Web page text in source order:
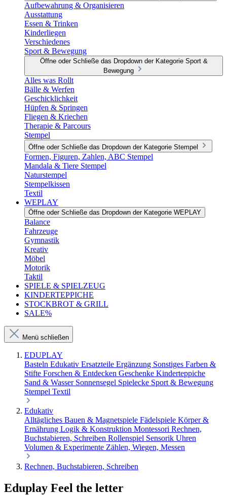
Aufbewahrung & Organisieren
Ausstattung
Essen & Trinken
Kinderliegen
Verschiedenes
Sport & Bewegung
Öffne oder Schließe das Dropdown der Kategorie Sport &
Bewegung
Alles was Rollt
Bälle & Werfen
Geschicklichkeit
Hüpfen & Springen
Fliegen & Kriechen
Therapie & Parcours
Stempel
Öffne oder Schließe das Dropdown der Kategorie Stempel
Formen, Figuren, Zahlen, ABC Stempel
Mandala & Tiere Stempel
Naturstempel
Stempelkissen
Textil
WEPLAY
Öffne oder Schließe das Dropdown der Kategorie WEPLAY
Balance
Fahrzeuge
Gymnastik
Kreativ
Möbel
Motorik
Taktil
SPIELE & SPIELZEUG
KINDERTEPPICHE
STOCKBROT & GRILL
SALE%
Menü schließen
EDUPLAY
Basteln Edukativ Ersatzteile Ergänzung Sonstiges Farben &
Stifte Forschen & Entdecken Geschenke Kinderteppiche
Sand & Wasser Sonnensegel Spielecke Sport & Bewegung
Stempel Textil
Edukativ
Alltägliches Bauen & Magnetspiele Fädelspiele Körper &
Ernährung Logik & Konstruktion Montessori Rechnen,
Buchstabieren, Schreiben Rollenspiel Sensorik Uhren
Volumen & Experimente Zählen, Wiegen, Messen
Rechnen, Buchstabieren, Schreiben
Eduplay Feel the letter